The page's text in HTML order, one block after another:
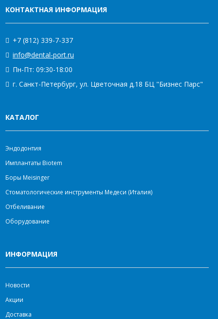
КОНТАКТНАЯ ИНФОРМАЦИЯ
+7 (812) 339-7-337
info@dental-port.ru
Пн-Пт: 09:30-18:00
г. Санкт-Петербург, ул. Цветочная д.18 БЦ "Бизнес Парс"
КАТАЛОГ
Эндодонтия
Имплантаты Biotem
Боры Meisinger
Стоматологические инструменты Медеси (Италия)
Отбеливание
Оборудование
ИНФОРМАЦИЯ
Новости
Акции
Доставка